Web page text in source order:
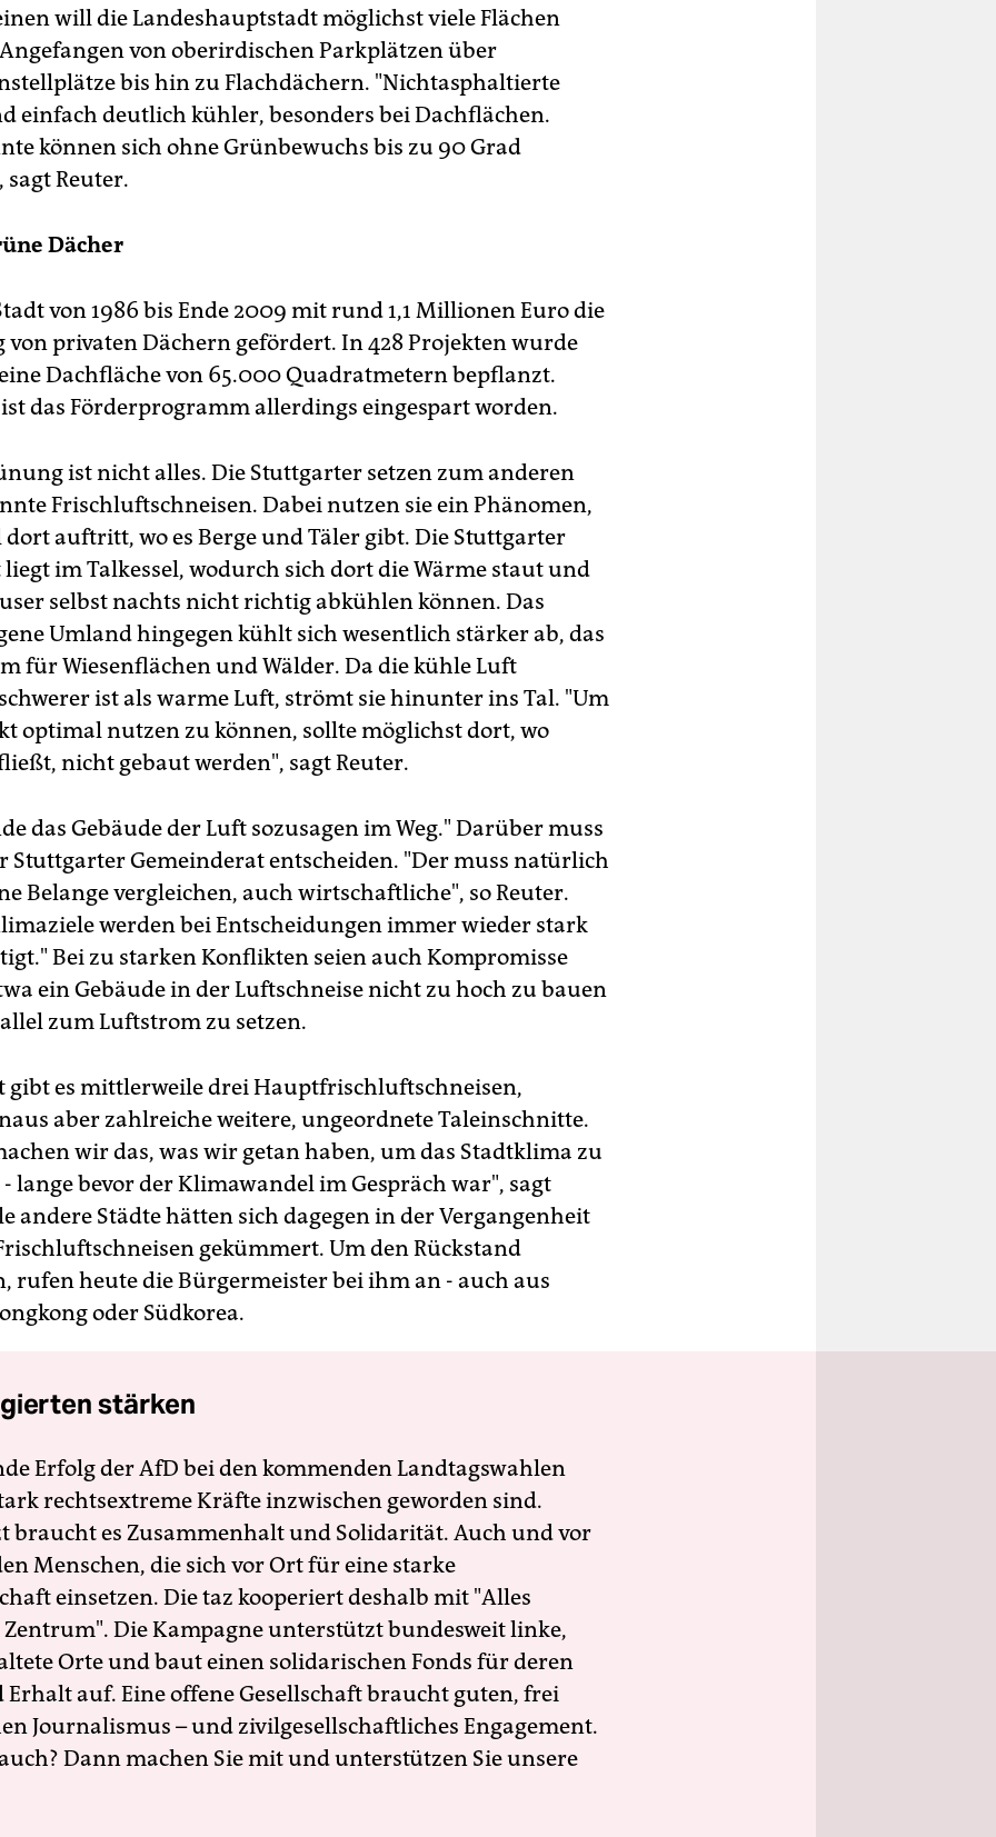
will die Landeshauptstadt möglichst viele Flächen
von oberirdischen Parkplätzen über
bis hin zu Flachdächern. "Nichtasphaltierte
einfach deutlich kühler, besonders bei Dachflächen.
können sich ohne Grünbewuchs bis zu 90 Grad
Reuter.
Dächer
von 1986 bis Ende 2009 mit rund 1,1 Millionen Euro die
von privaten Dächern gefördert. In 428 Projekten wurde
Dachfläche von 65.000 Quadratmetern bepflanzt.
das Förderprogramm allerdings eingespart worden.
ist nicht alles. Die Stuttgarter setzen zum anderen
Frischluftschneisen. Dabei nutzen sie ein Phänomen,
auftritt, wo es Berge und Täler gibt. Die Stuttgarter
im Talkessel, wodurch sich dort die Wärme staut und
selbst nachts nicht richtig abkühlen können. Das
Umland hingegen kühlt sich wesentlich stärker ab, das
für Wiesenflächen und Wälder. Da die kühle Luft
ist als warme Luft, strömt sie hinunter ins Tal. "Um
optimal nutzen zu können, sollte möglichst dort, wo
nicht gebaut werden", sagt Reuter.
das Gebäude der Luft sozusagen im Weg." Darüber muss
Stuttgarter Gemeinderat entscheiden. "Der muss natürlich
Belange vergleichen, auch wirtschaftliche", so Reuter.
werden bei Entscheidungen immer wieder stark
Bei zu starken Konflikten seien auch Kompromisse
ein Gebäude in der Luftschneise nicht zu hoch zu bauen
zum Luftstrom zu setzen.
gibt es mittlerweile drei Hauptfrischluftschneisen,
aber zahlreiche weitere, ungeordnete Taleinschnitte.
wir das, was wir getan haben, um das Stadtklima zu
lange bevor der Klimawandel im Gespräch war", sagt
andere Städte hätten sich dagegen in der Vergangenheit
gekümmert. Um den Rückstand
rufen heute die Bürgermeister bei ihm an - auch aus
oder Südkorea.
stärken
Erfolg der AfD bei den kommenden Landtagswahlen
rechtsextreme Kräfte inzwischen geworden sind.
braucht es Zusammenhalt und Solidarität. Auch und vor
Menschen, die sich vor Ort für eine starke
einsetzen. Die taz kooperiert deshalb mit "Alles
Die Kampagne unterstützt bundesweit linke,
Orte und baut einen solidarischen Fonds für deren
Erhalt auf. Eine offene Gesellschaft braucht guten, frei
Journalismus – und zivilgesellschaftliches Engagement.
Dann machen Sie mit und unterstützen Sie unsere